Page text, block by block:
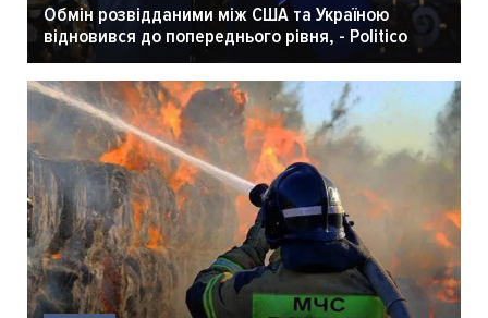
Обмін розвідданими між США та Україною
відновився до попереднього рівня, - Politico